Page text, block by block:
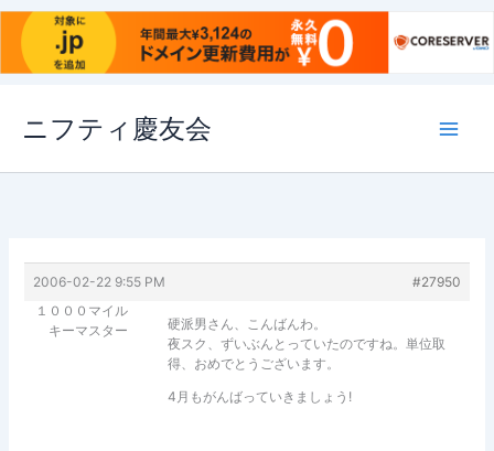
ス
ニフティ慶友会
2006-02-22 9:55 PM
#27950
１０００マイル
キーマスター
硬派男さん、こんばんわ。
夜スク、ずいぶんとっていたのですね。単位取
得、おめでとうございます。
4月もがんばっていきましょう!